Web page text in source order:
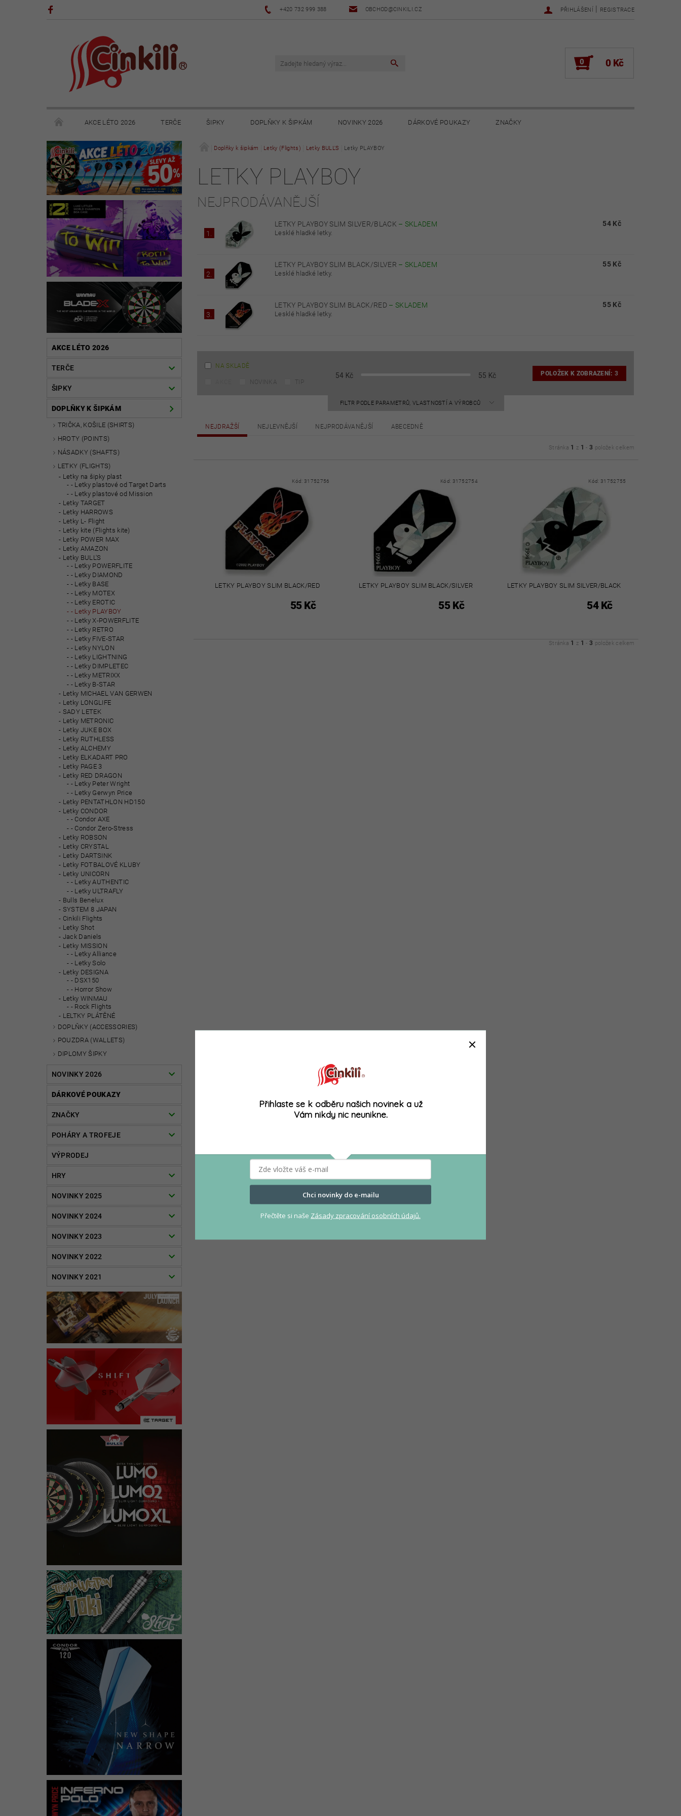
+420 732 999 388 OBCHOD@CINKILI.CZ PŘIHLÁŠENÍ | REGISTRACE
0 0 Kč
AKCE LÉTO 2026 TERČE ŠIPKY DOPLŇKY K ŠIPKÁM NOVINKY 2026 DÁRKOVÉ POUKAZY ZNAČKY
POHÁRY A TROFEJE VÝPRODEJ HRY NOVINKY 2025 NOVINKY 2024
KONTAKTY NAPIŠTE NÁM OBCHODNÍ PODMÍNKY OCHRANA OSOBNÍCH ÚDAJŮ
AKCE LÉTO 2026
TERČE
ŠIPKY
DOPLŇKY K ŠIPKÁM
TRIČKA, KOŠILE (SHIRTS)
HROTY (POINTS)
NÁSADKY (SHAFTS)
LETKY (FLIGHTS)
Letky na šipky plast
- Letky plastové od Target Darts
- Letky plastové od Mission
Letky TARGET
Letky HARROWS
Letky L- Flight
Letky kite (Flights kite)
Letky POWER MAX
Letky AMAZON
Letky BULL'S
- Letky POWERFLITE
- Letky DIAMOND
- Letky BASE
- Letky MOTEX
- Letky EROTIC
- Letky PLAYBOY
- Letky X-POWERFLITE
- Letky RETRO
- Letky FIVE-STAR
- Letky NYLON
- Letky LIGHTNING
- Letky DIMPLETEC
- Letky METRIXX
- Letky B-STAR
Letky MICHAEL VAN GERWEN
Letky LONGLIFE
SADY LETEK
Letky METRONIC
Letky JUKE BOX
Letky RUTHLESS
Letky ALCHEMY
Letky ELKADART PRO
Letky PAGE 3
Letky RED DRAGON
- Letky Peter Wright
- Letky Gerwyn Price
Letky PENTATHLON HD150
Letky CONDOR
- Condor AXE
- Condor Zero-Stress
Letky ROBSON
Letky CRYSTAL
Letky DARTSINK
Letky FOTBALOVÉ KLUBY
Letky UNICORN
- Letky AUTHENTIC
- Letky ULTRAFLY
Bulls Benelux
SYSTEM 8 JAPAN
Cinkili Flights
Letky Shot
Jack Daniels
Letky MISSION
- Letky Alliance
- Letky Solo
Letky DESIGNA
- DSX150
- Horror Show
Letky WINMAU
- Rock Flights
LELTKY PLÁTĚNÉ
DOPLŇKY (ACCESSORIES)
POUZDRA (WALLETS)
DIPLOMY ŠIPKY
NOVINKY 2026
DÁRKOVÉ POUKAZY
ZNAČKY
POHÁRY A TROFEJE
VÝPRODEJ
HRY
NOVINKY 2025
NOVINKY 2024
NOVINKY 2023
NOVINKY 2022
NOVINKY 2021
Doplňky k šipkám Letky (Flights) Letky BULL'S Letky PLAYBOY
LETKY PLAYBOY
NEJPRODÁVANĚJŠÍ
1.
LETKY PLAYBOY SLIM SILVER/BLACK – SKLADEM
Lesklé hladké letky.
54 Kč
2.
LETKY PLAYBOY SLIM BLACK/SILVER – SKLADEM
Lesklé hladké letky.
55 Kč
3.
LETKY PLAYBOY SLIM BLACK/RED – SKLADEM
Lesklé hladké letky.
55 Kč
NA SKLADĚ
NOVINKA TIP
54 Kč 55 Kč POLOŽEK K ZOBRAZENÍ:3
FILTR PODLE PARAMETRŮ, VLASTNOSTÍ A VÝROBCŮ
NEJDRAŽŠÍ NEJLEVNĚJŠÍ NEJPRODÁVANĚJŠÍ ABECEDNĚ
Stránka 1 z 1 -3 položek celkem
Kód: 31752756
LETKY PLAYBOY SLIM BLACK/RED
55 Kč
Kód: 31752754
LETKY PLAYBOY SLIM BLACK/SILVER
55 Kč
Kód:31752755
LETKY PLAYBOY SLIM SILVER/BLACK
54 Kč
Stránka 1 z 1 -3 položek celkem
Přihlaste se k odběru našich novinek a už
Vám nikdy nic neunikne.
Chci novinky do e-mailu
Přečtěte si naše Zásady zpracování osobních údajů.